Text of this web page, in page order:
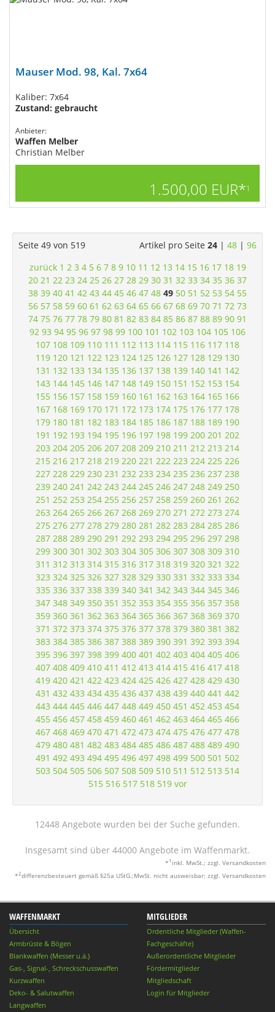
Mauser Mod. 98, Kal. 7x64
Kaliber: 7x64
Zustand: gebraucht
Anbieter:
Waffen Melber
Christian Melber
1.500,00 EUR*1
Artikel pro Seite 24 | 48 | 96
Seite 49 von 519
zurück 1 2 3 4 5 6 7 8 9 10 11 12 13 14 15 16 17 18 19
20 21 22 23 24 25 26 27 28 29 30 31 32 33 34 35 36 37
38 39 40 41 42 43 44 45 46 47 48 49 50 51 52 53 54 55
56 57 58 59 60 61 62 63 64 65 66 67 68 69 70 71 72 73
74 75 76 77 78 79 80 81 82 83 84 85 86 87 88 89 90 91
92 93 94 95 96 97 98 99 100 101 102 103 104 105 106
107 108 109 110 111 112 113 114 115 116 117 118
119 120 121 122 123 124 125 126 127 128 129 130
131 132 133 134 135 136 137 138 139 140 141 142
143 144 145 146 147 148 149 150 151 152 153 154
155 156 157 158 159 160 161 162 163 164 165 166
167 168 169 170 171 172 173 174 175 176 177 178
179 180 181 182 183 184 185 186 187 188 189 190
191 192 193 194 195 196 197 198 199 200 201 202
203 204 205 206 207 208 209 210 211 212 213 214
215 216 217 218 219 220 221 222 223 224 225 226
227 228 229 230 231 232 233 234 235 236 237 238
239 240 241 242 243 244 245 246 247 248 249 250
251 252 253 254 255 256 257 258 259 260 261 262
263 264 265 266 267 268 269 270 271 272 273 274
275 276 277 278 279 280 281 282 283 284 285 286
287 288 289 290 291 292 293 294 295 296 297 298
299 300 301 302 303 304 305 306 307 308 309 310
311 312 313 314 315 316 317 318 319 320 321 322
323 324 325 326 327 328 329 330 331 332 333 334
335 336 337 338 339 340 341 342 343 344 345 346
347 348 349 350 351 352 353 354 355 356 357 358
359 360 361 362 363 364 365 366 367 368 369 370
371 372 373 374 375 376 377 378 379 380 381 382
383 384 385 386 387 388 389 390 391 392 393 394
395 396 397 398 399 400 401 402 403 404 405 406
407 408 409 410 411 412 413 414 415 416 417 418
419 420 421 422 423 424 425 426 427 428 429 430
431 432 433 434 435 436 437 438 439 440 441 442
443 444 445 446 447 448 449 450 451 452 453 454
455 456 457 458 459 460 461 462 463 464 465 466
467 468 469 470 471 472 473 474 475 476 477 478
479 480 481 482 483 484 485 486 487 488 489 490
491 492 493 494 495 496 497 498 499 500 501 502
503 504 505 506 507 508 509 510 511 512 513 514
515 516 517 518 519 vor
12448 Angebote wurden bei der Suche gefunden.
Insgesamt sind über 44000 Angebote im Waffenmarkt.
* 1 inkl. MwSt.; zzgl. Versandkosten
*2differenzbesteuert gemäß §25a UStG.;MwSt. nicht ausweisbar; zzgl. Versandkosten
WAFFENMARKT
Übersicht
Armbrüste & Bögen
Blankwaffen (Messer u.ä.)
Gas-, Signal-, Schreckschusswaffen
Kurzwaffen
Deko- & Salutwaffen
Langwaffen
MITGLIEDER
Ordentliche Mitglieder (Waffen-
Fachgeschäfte)
Außerordentliche Mitglieder
Fördermitglieder
Mitgliedschaft
Login für Mitglieder